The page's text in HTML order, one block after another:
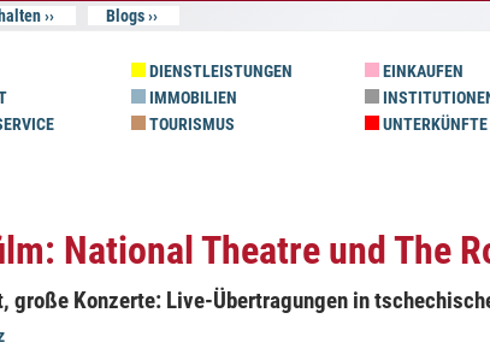
Blogs
DIENSTLEISTUNGEN EINKAUFEN
IMMOBILIEN
TOURISMUS UNTERKÜNFTE
National Theatre und The
große Konzerte: Live-Übertragungen in